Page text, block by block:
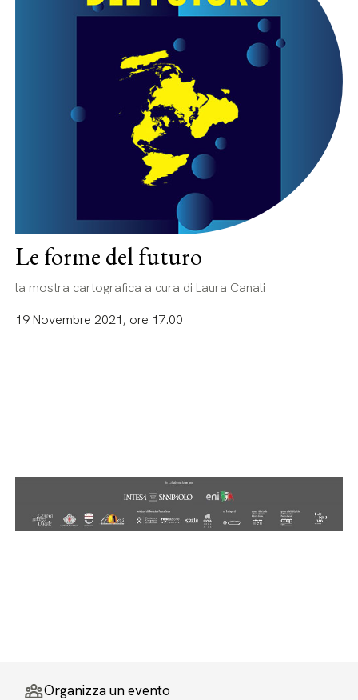
Le forme del futuro
la mostra cartografica a cura di Laura Canali
19 Novembre 2021, ore 17.00
Organizza un evento